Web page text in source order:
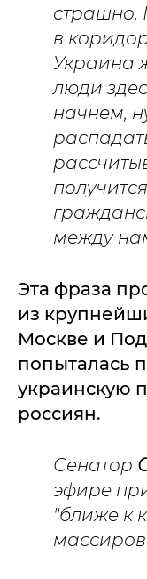
страшно.
в
Украина
люди
начнем,
между
Эта фраза
из
Москве и
попыталась
украинскую
россиян.
Сенатор
эфире
"ближе к